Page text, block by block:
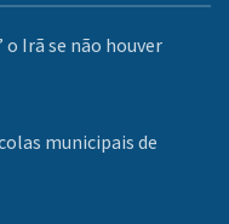
Irã se não houver
municipais de